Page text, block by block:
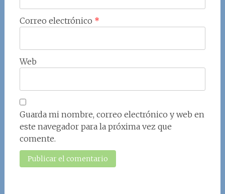
Correo electrónico *
Web
Guarda mi nombre, correo electrónico y web en
este navegador para la próxima vez que
comente.